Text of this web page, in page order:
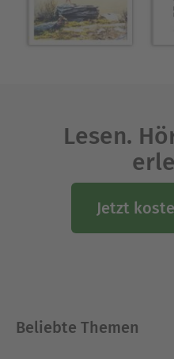
Lesen.
Jetzt
Beliebte Themen